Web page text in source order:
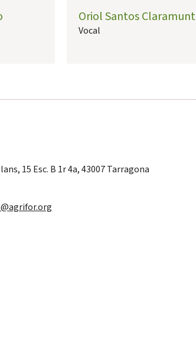
Oriol Santos Claramunt
Vocal
15 Esc. B 1r 4a, 43007 Tarragona